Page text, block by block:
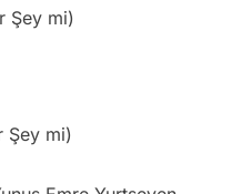
Şey mi)
Şey mi)